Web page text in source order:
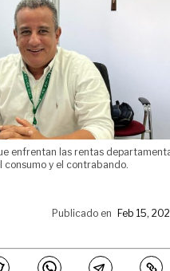
enfrentan las rentas
y el contrabando.
Publicado en Feb 15,